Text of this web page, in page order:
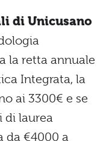
di Unicusano
la retta annuale
Integrata, la
ai 3300€ e se
di laurea
da €4000 a